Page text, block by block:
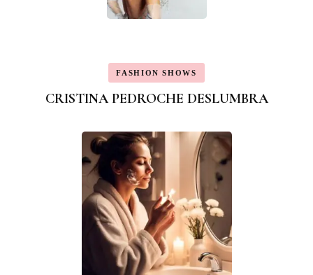
FASHION SHOWS
CRISTINA PEDROCHE DESLUMBRA